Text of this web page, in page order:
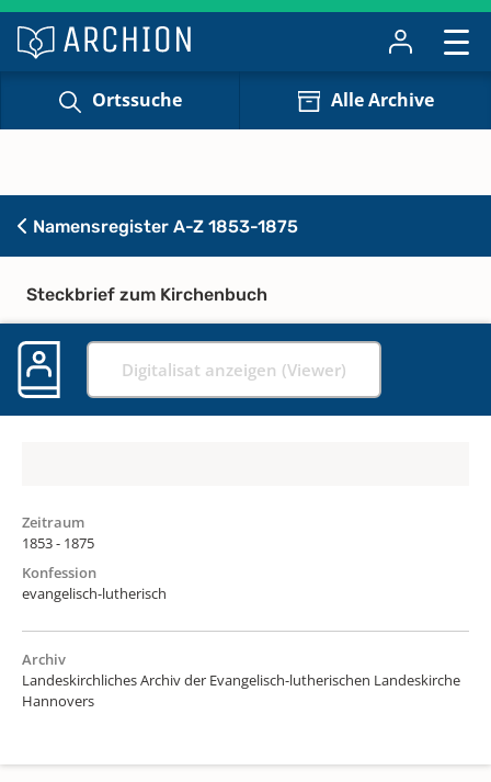
Ortssuche Alle Archive
Namensregister A-Z 1853-1875
Steckbrief zum Kirchenbuch
Digitalisat anzeigen (Viewer)
Zeitraum
1853 - 1875
Konfession
evangelisch-lutherisch
Archiv
Landeskirchliches Archiv der Evangelisch-lutherischen Landeskirche
Hannovers